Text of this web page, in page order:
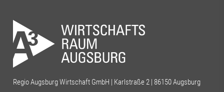
Regio Augsburg Wirtschaft GmbH | Karlstraße 2 | 86150 Augsburg